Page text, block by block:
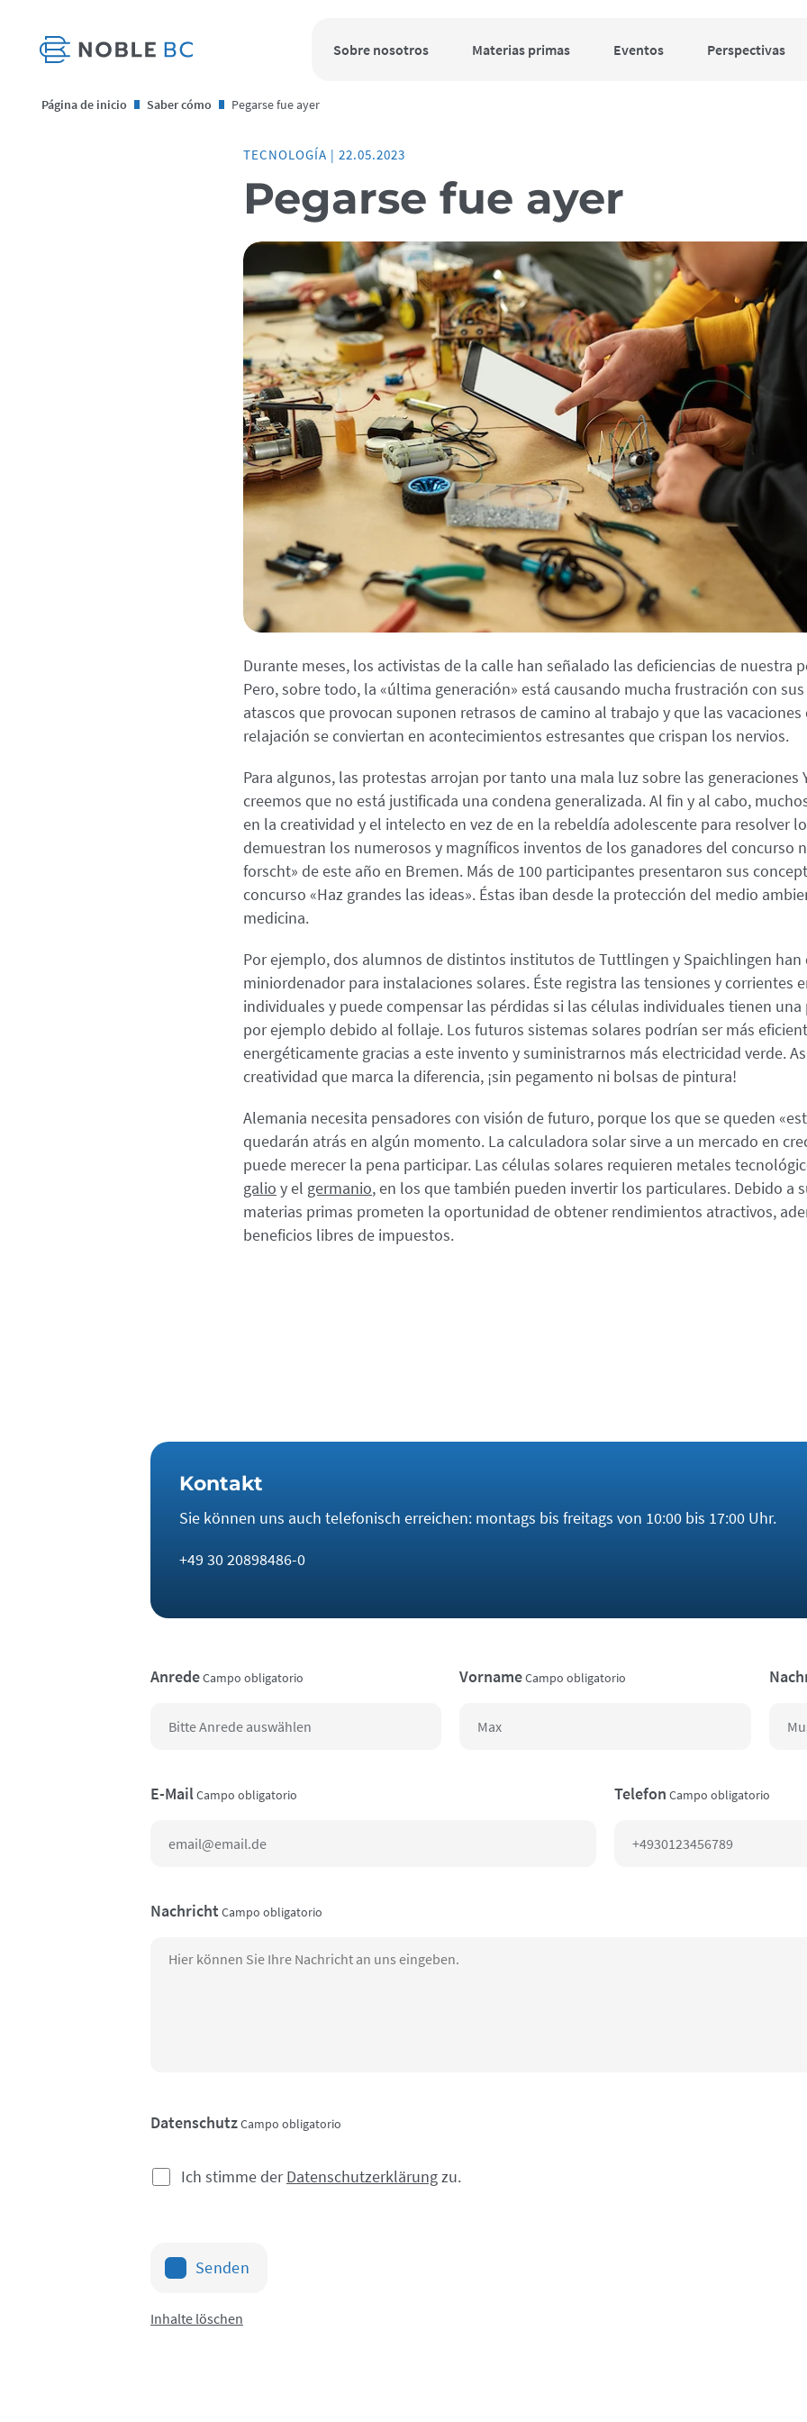
Sobre nosotros Materias primas Eventos Perspectivas
Página de inicio Saber cómo Pegarse fue ayer
TECNOLOGÍA | 22.05.2023
Pegarse fue ayer
Durante meses, los activistas de la calle han señalado las deficiencias de nuestra
Pero, sobre todo, la «última generación» está causando mucha frustración con sus
atascos que provocan suponen retrasos de camino al trabajo y que las vacaciones
relajación se conviertan en acontecimientos estresantes que crispan los nervios.
Para algunos, las protestas arrojan por tanto una mala luz sobre las generaciones
creemos que no está justificada una condena generalizada. Al fin y al cabo,
en la creatividad y el intelecto en vez de en la rebeldía adolescente para resolver
demuestran los numerosos y magníficos inventos de los ganadores del concurso
forscht» de este año en Bremen. Más de 100 participantes presentaron sus
concurso «Haz grandes las ideas». Éstas iban desde la protección del medio
medicina.
Por ejemplo, dos alumnos de distintos institutos de Tuttlingen y Spaichlingen
miniordenador para instalaciones solares. Éste registra las tensiones y corrientes
individuales y puede compensar las pérdidas si las células individuales tienen
por ejemplo debido al follaje. Los futuros sistemas solares podrían ser más
energéticamente gracias a este invento y suministrarnos más electricidad verde.
creatividad que marca la diferencia, ¡sin pegamento ni bolsas de pintura!
Alemania necesita pensadores con visión de futuro, porque los que se queden
quedarán atrás en algún momento. La calculadora solar sirve a un mercado en
puede merecer la pena participar. Las células solares requieren metales
galio y el germanio, en los que también pueden invertir los particulares. Debido a
materias primas prometen la oportunidad de obtener rendimientos atractivos,
beneficios libres de impuestos.
Kontakt
Sie können uns auch telefonisch erreichen: montags bis freitags von 10:00 bis 17:00 Uhr.
+49 30 20898486-0
AnredeCampo obligatorio VornameCampo obligatorio
E-MailCampo obligatorio Telefon Campo obligatorio
Nachricht Campo obligatorio
DatenschutzCampo obligatorio
Ich stimme derDatenschutzerklärungzu.
Senden
Inhalte löschen